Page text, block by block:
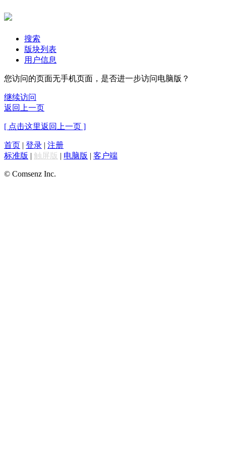
搜索
版块列表
用户信息
您访问的页面无手机页面，是否进一步访问电脑版？
继续访问
返回上一页
[ 点击这里返回上一页 ]
首页 | 登录 | 注册
标准版 | 触屏版 | 电脑版 | 客户端
© Comsenz Inc.